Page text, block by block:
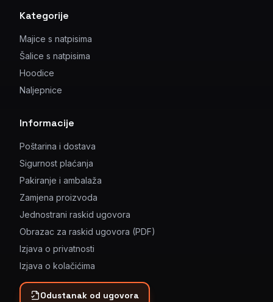
Kategorije
Majice s natpisima
Šalice s natpisima
Hoodice
Naljepnice
Informacije
Poštarina i dostava
Sigurnost plaćanja
Pakiranje i ambalaža
Zamjena proizvoda
Jednostrani raskid ugovora
Obrazac za raskid ugovora (PDF)
Izjava o privatnosti
Izjava o kolačićima
Odustanak od ugovora